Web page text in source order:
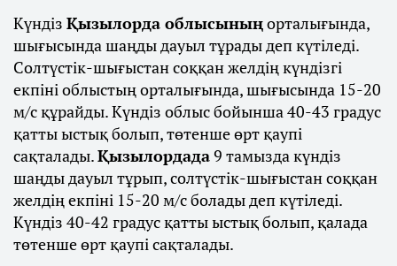
Күндіз Қызылорда облысыныңорталығында,
шығысында шаңды дауыл тұрады деп күтіледі.
Солтүстік-шығыстан соққан желдің күндізгі
екпіні облыстың орталығында, шығысында 15-20
м/с құрайды. Күндіз облыс бойынша 40-43 градус
қатты ыстық болып, төтенше өрт қаупі
сақталады.Қызылордада9 тамызда күндіз
шаңды дауыл тұрып, солтүстік-шығыстан соққан
желдің екпіні 15-20 м/с болады деп күтіледі.
Күндіз 40-42 градус қатты ыстық болып, қалада
төтенше өрт қаупі сақталады.